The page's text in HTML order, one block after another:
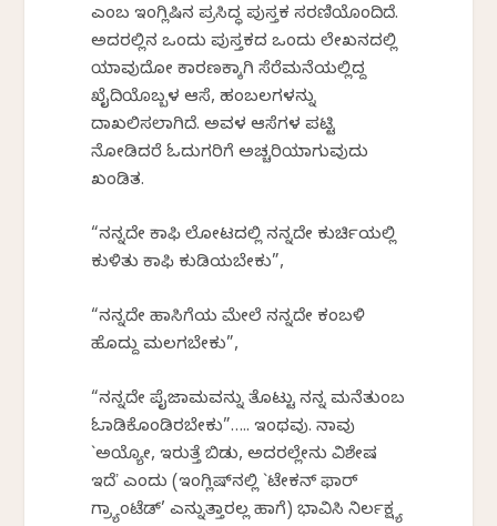
ಎಂಬ ಇಂಗ್ಲಿಷಿನ ಪ್ರಸಿದ್ಧ ಪುಸ್ತಕ ಸರಣಿಯೊಂದಿದೆ.
ಅದರಲ್ಲಿನ ಒಂದು ಪುಸ್ತಕದ ಒಂದು ಲೇಖನದಲ್ಲಿ
ಯಾವುದೋ ಕಾರಣಕ್ಕಾಗಿ ಸೆರೆಮನೆಯಲ್ಲಿದ್ದ
ಖೈದಿಯೊಬ್ಬಳ ಆಸೆ, ಹಂಬಲಗಳನ್ನು
ದಾಖಲಿಸಲಾಗಿದೆ. ಅವಳ ಆಸೆಗಳ ಪಟ್ಟಿ
ನೋಡಿದರೆ ಓದುಗರಿಗೆ ಅಚ್ಚರಿಯಾಗುವುದು
ಖಂಡಿತ.
“ನನ್ನದೇ ಕಾಫಿ ಲೋಟದಲ್ಲಿ ನನ್ನದೇ ಕುರ್ಚಿಯಲ್ಲಿ
ಕುಳಿತು ಕಾಫಿ ಕುಡಿಯಬೇಕು”,
“ನನ್ನದೇ ಹಾಸಿಗೆಯ ಮೇಲೆ ನನ್ನದೇ ಕಂಬಳಿ
ಹೊದ್ದು ಮಲಗಬೇಕು”,
“ನನ್ನದೇ ಪೈಜಾಮವನ್ನು ತೊಟ್ಟು ನನ್ನ ಮನೆತುಂಬ
ಓಡಾಡಿಕೊಂಡಿರಬೇಕು”….. ಇಂಥವು. ನಾವು
`ಅಯ್ಯೋ, ಇರುತ್ತೆ ಬಿಡು, ಅದರಲ್ಲೇನು ವಿಶೇಷ
ಇದೆʼ ಎಂದು (ಇಂಗ್ಲಿಷ್‌ನಲ್ಲಿ `ಟೇಕನ್ ಫಾರ್
ಗ್ರ್ಯಾಂಟೆಡ್’ ಎನ್ನುತ್ತಾರಲ್ಲ ಹಾಗೆ) ಭಾವಿಸಿ ನಿರ್ಲಕ್ಷ್ಯ